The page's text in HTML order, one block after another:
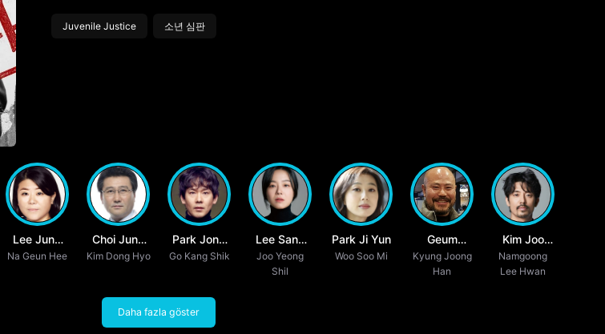
Juvenile Justice 소년 심판
Lee Jung
Eun
Na Geun Hee
Choi Jung
Woo
Kim Dong Hyo
Park Jong
Hwan
Go Kang Shik
Lee Sang
Hee
Joo Yeong
Shil
Park Ji Yun
Woo Soo Mi
Geum
Kwang San
Kyung Joong
Han
Kim Joo
Heon
Namgoong
Lee Hwan
Daha fazla göster